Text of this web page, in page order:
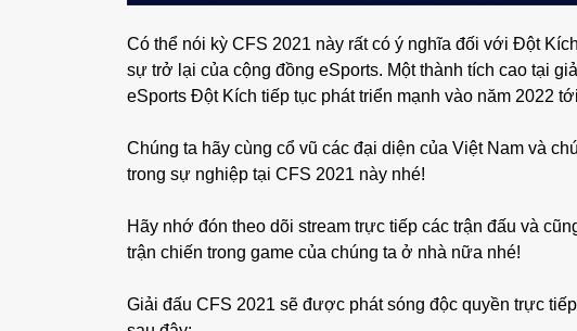
Có thể nói kỳ CFS 2021 này rất có ý nghĩa đối với Đột
sự trở lại của cộng đồng eSports. Một thành tích cao tại
eSports Đột Kích tiếp tục phát triển mạnh vào năm 2022
Chúng ta hãy cùng cổ vũ các đại diện của Việt Nam và
trong sự nghiệp tại CFS 2021 này nhé!
Hãy nhớ đón theo dõi stream trực tiếp các trận đấu và
trận chiến trong game của chúng ta ở nhà nữa nhé!
Giải đấu CFS 2021 sẽ được phát sóng độc quyền trực